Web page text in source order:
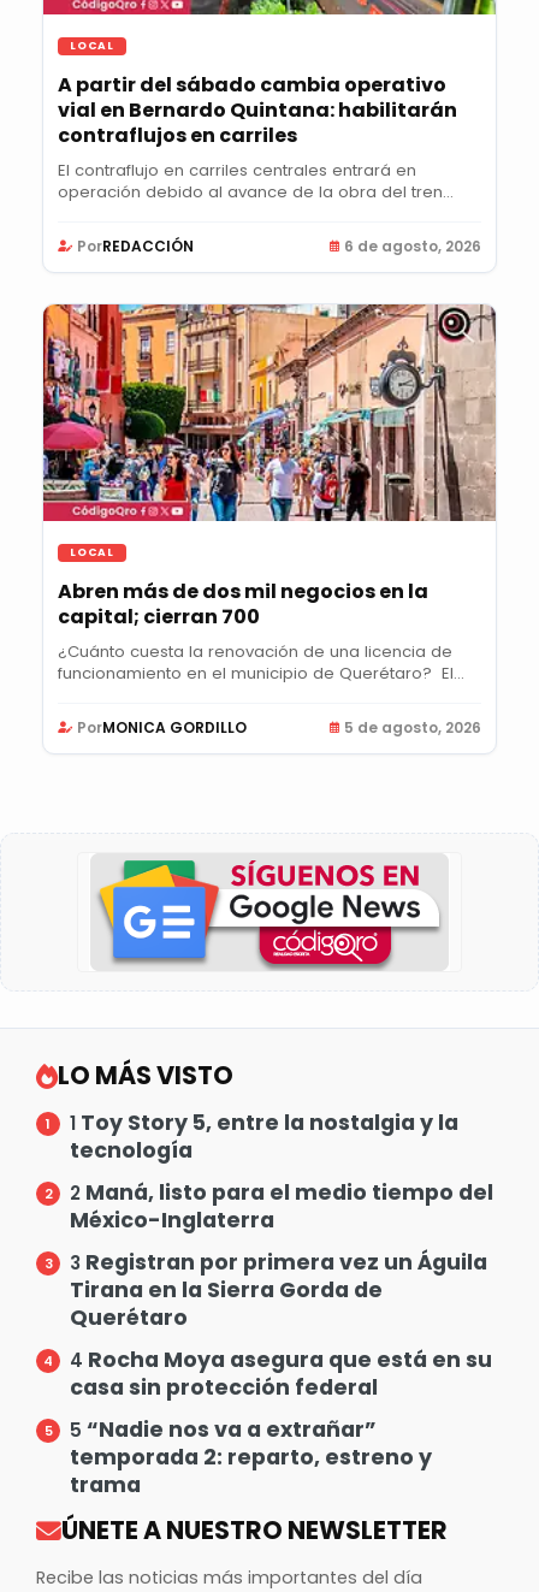
LOCAL
A partir del sábado cambia operativo
vial en Bernardo Quintana: habilitarán
contraflujos en carriles
El contraflujo en carriles centrales entrará en
operación debido al avance de la obra del tren...
PorREDACCIÓN 6 de agosto, 2026
LOCAL
Abren más de dos mil negocios en la
capital; cierran 700
¿Cuánto cuesta la renovación de una licencia de
funcionamiento en el municipio de Querétaro? El...
PorMONICA GORDILLO 5 de agosto, 2026
LO MÁS VISTO
1 Toy Story 5, entre la nostalgia y la
tecnología
2 Maná, listo para el medio tiempo del
México-Inglaterra
3 Registran por primera vez un Águila
Tirana en la Sierra Gorda de
Querétaro
4 Rocha Moya asegura que está en su
casa sin protección federal
5 “Nadie nos va a extrañar”
temporada 2: reparto, estreno y
trama
ÚNETE A NUESTRO NEWSLETTER
Recibe las noticias más importantes del día